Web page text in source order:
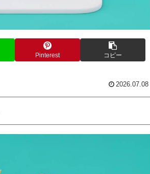
Pinterest コピー
2026.07.08